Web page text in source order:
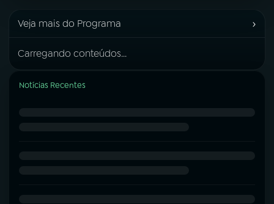
Veja mais do Programa ›
Carregando conteúdos...
Notícias Recentes